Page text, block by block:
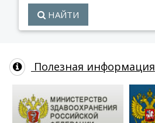
НАЙТИ
Полезная информация